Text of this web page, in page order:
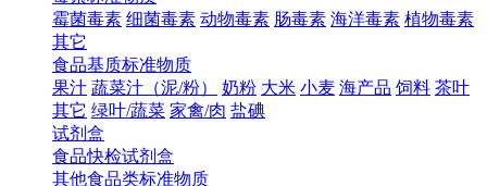
霉菌毒素 细菌毒素 动物毒素 肠毒素 海洋毒素 植物毒素
其它
食品基质标准物质
果汁 蔬菜汁（泥/粉） 奶粉 大米 小麦 海产品 饲料 茶叶
其它 绿叶/蔬菜 家禽/肉 盐碘
试剂盒
食品快检试剂盒
其他食品类标准物质